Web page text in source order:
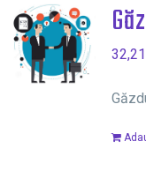
32,21